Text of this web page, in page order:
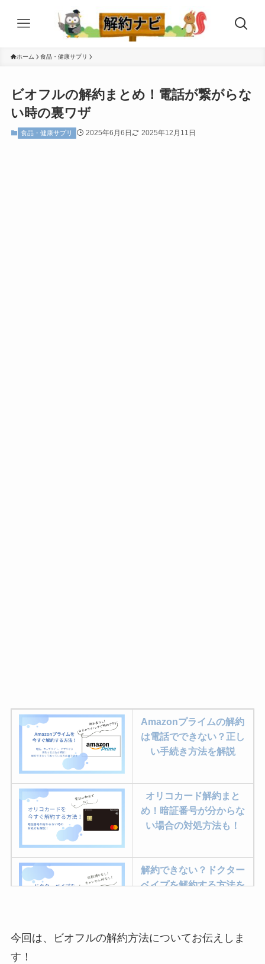
ホーム 食品・健康サプリ
ビオフルの解約まとめ！電話が繋がらな
い時の裏ワザ
食品・健康サプリ 2025年6月6日 2025年12月11日
Amazonプライムの解約
は電話でできない？正し
い手続き方法を解説
オリコカード解約まと
め！暗証番号が分からな
い場合の対処方法も！
解約できない？ドクター
ベイプを解約する方法を
ミュゼプラチナムの解約
今回は、ビオフルの解約方法についてお伝えしま
す！